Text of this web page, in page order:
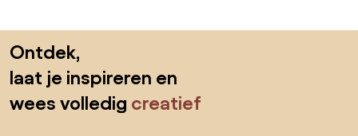
Ontdek,
laat je inspireren en
wees volledig creatief